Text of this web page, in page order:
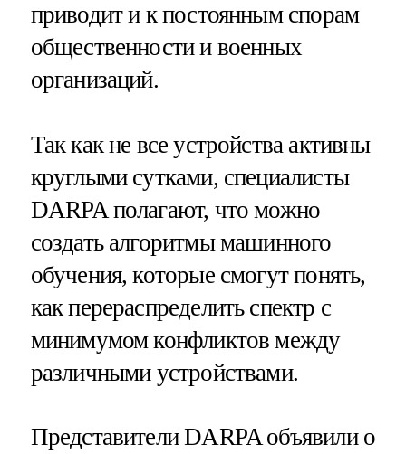
приводит и к постоянным спорам
общественности и военных
организаций.
Так как не все устройства активны
круглыми сутками, специалисты
DARPA полагают, что можно
создать алгоритмы машинного
обучения, которые смогут понять,
как перераспределить спектр с
минимумом конфликтов между
различными устройствами.
Представители DARPA объявили о